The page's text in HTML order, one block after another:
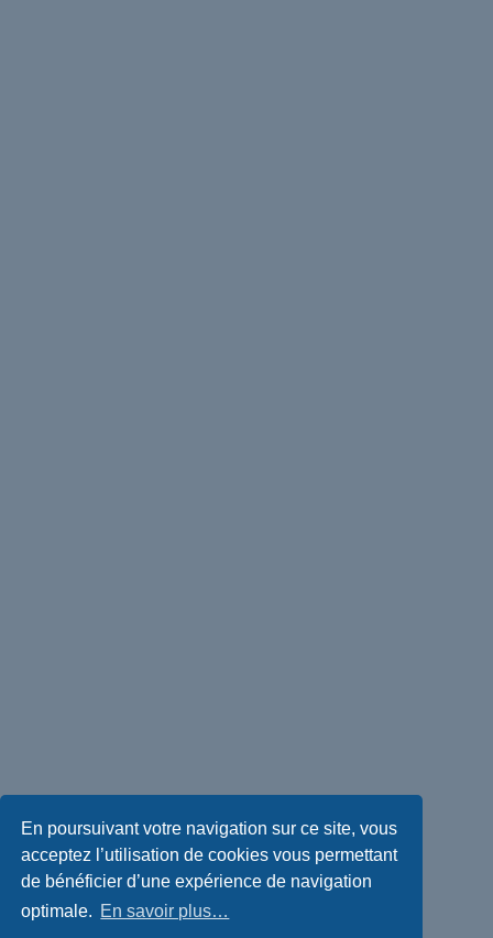
En poursuivant votre navigation sur ce site, vous
acceptez l’utilisation de cookies vous permettant
de bénéficier d’une expérience de navigation
optimale. En savoir plus…